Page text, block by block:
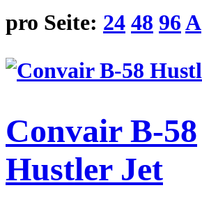
pro Seite: 24 48 96A
Convair B-58
Hustler Jet